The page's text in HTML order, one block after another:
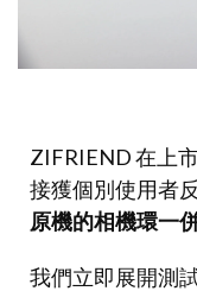
ZIFRIEND 在上
接獲個別使用者
原機的相機環一
我們立即展開測